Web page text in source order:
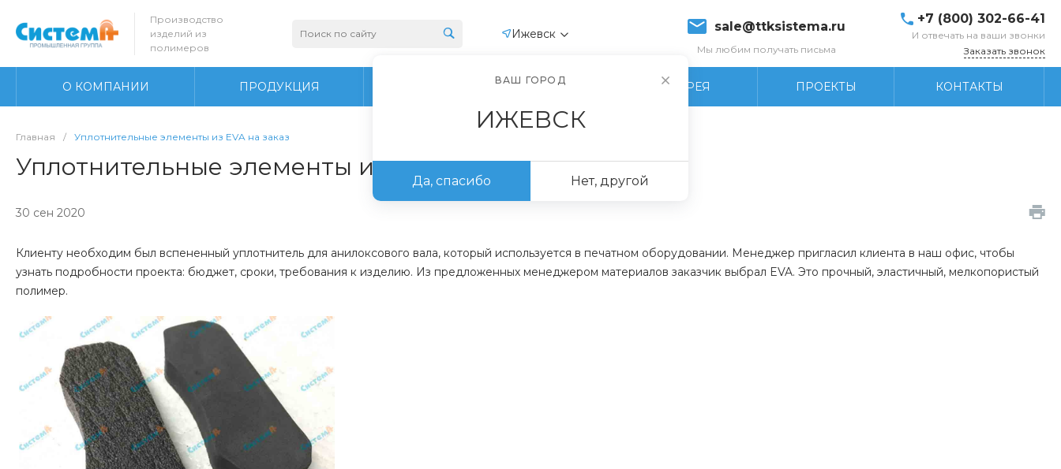
Производство
изделий из
полимеров
Ижевск sale@ttksistema.ru
Мы любим получать письма
+7 (800) 302-66-41
И отвечать на ваши звонки
Заказать звонок
О КОМПАНИИ ПРОДУКЦИЯ ПРОИЗВОДСТВО ФОТОГАЛЕРЕЯ ПРОЕКТЫ КОНТАКТЫ
Главная / Уплотнительные элементы из EVA на заказ
Уплотнительные элементы из EVA на заказ
30 сен 2020
Клиенту необходим был вспененный уплотнитель для анилоксового вала, который используется в печатном оборудовании. Менеджер пригласил клиента в наш офис, чтобы
узнать подробности проекта: бюджет, сроки, требования к изделию. Из предложенных менеджером материалов заказчик выбрал EVA. Это прочный, эластичный, мелкопористый
полимер.
ВАШ ГОРОД
ИЖЕВСК
Да, спасибо Нет, другой